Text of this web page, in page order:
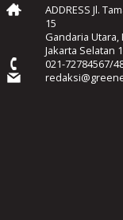
ADDRESS Jl.
15
Gandaria Utara,
Jakarta Selatan
021-72784567/